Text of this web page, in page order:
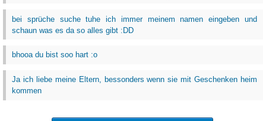
bei sprüche suche tuhe ich immer meinem namen eingeben und
schaun was es da so alles gibt :DD
bhooa du bist soo hart :o
Ja ich liebe meine Eltern, bessonders wenn sie mit Geschenken heim
kommen